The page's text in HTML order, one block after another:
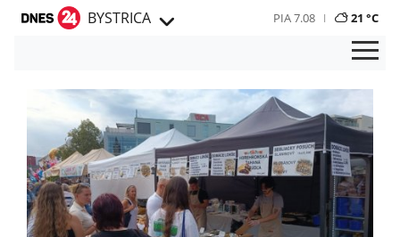
BYSTRICA PIA 7.08 21 °C